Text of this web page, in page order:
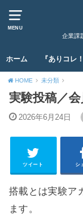
MENU
企業課
ホーム 『ありコレ
HOME 未分類
実験投稿／
2026年6月24日
ツイート シ
搭載とは実験ア
ます。